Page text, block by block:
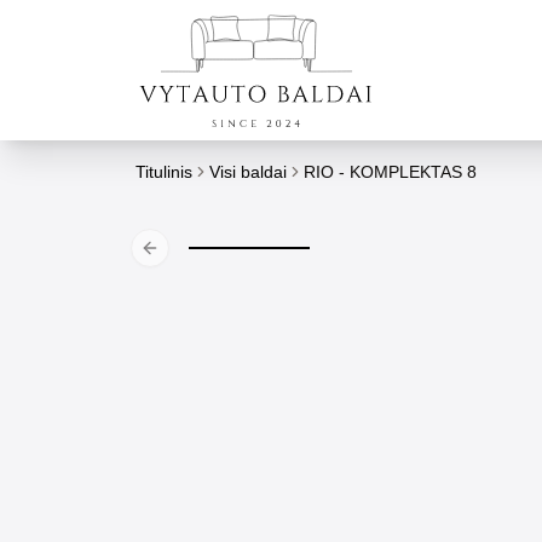
Titulinis Visi baldai RIO - KOMPLEKTAS 8
Previous slide